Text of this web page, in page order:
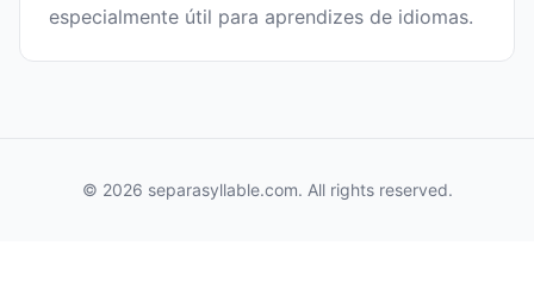
especialmente útil para aprendizes de idiomas.
© 2026 separasyllable.com. All rights reserved.